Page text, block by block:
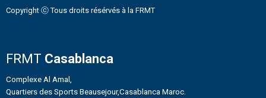
Copyright ⓒ Tous droits résérvés à la FRMT
FRMT Casablanca
Complexe Al Amal,
Quartiers des Sports Beausejour,Casablanca Maroc.